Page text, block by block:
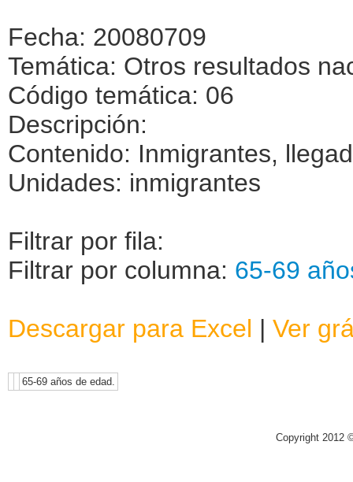
Fecha: 20080709
Temática: Otros resultados
Código temática: 06
Descripción:
Contenido: Inmigrantes,
Unidades: inmigrantes
Filtrar por fila:
Filtrar por columna: 65-69
Descargar para Excel | Ver
65-69 años de edad.
Copyright 2012